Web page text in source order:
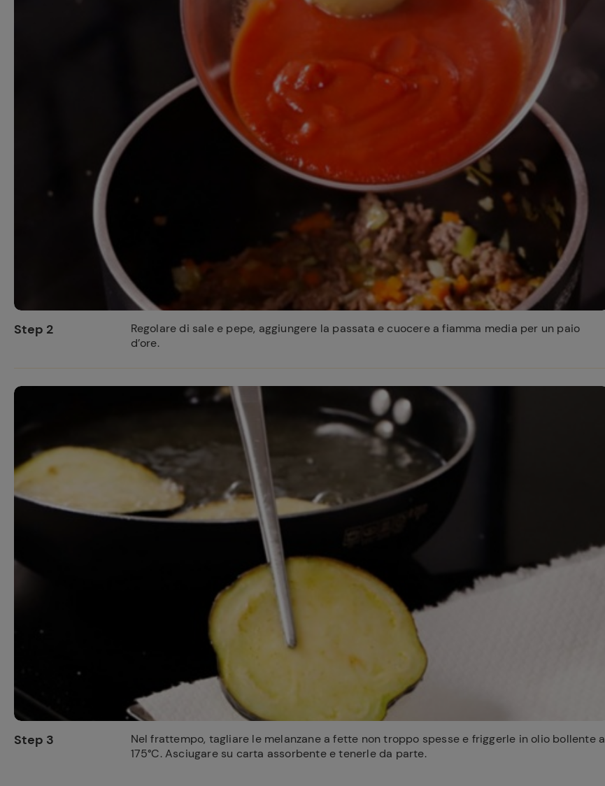
Step 2
Regolare di sale e pepe, aggiungere la passata e cuocere a fiamma media per un paio
d’ore.
Step 3
Nel frattempo, tagliare le melanzane a fette non troppo spesse e friggerle in olio bollente a
175°C. Asciugare su carta assorbente e tenerle da parte.